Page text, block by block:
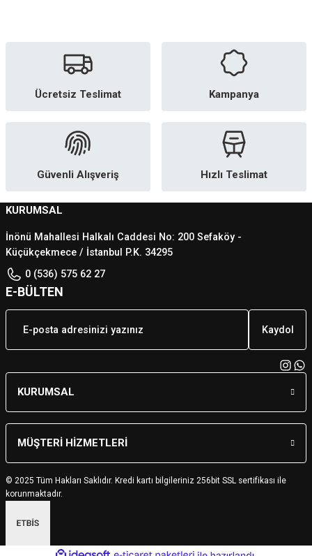
Ücretsiz Teslimat Kampanya
Güvenli Alışveriş Hızlı Teslimat
KURUMSAL
İnönü Mahallesi Halkalı Caddesi No: 200 Sefaköy -
Küçükçekmece / İstanbul P.K. 34295
0 (536) 575 62 27
KURUMSAL
MÜŞTERİ HİZMETLERİ
E-BÜLTEN
Kaydol
© 2025 Tüm Hakları Saklıdır. Kredi kartı bilgileriniz 256bit SSL sertifikası ile
korunmaktadır.
ideasoft